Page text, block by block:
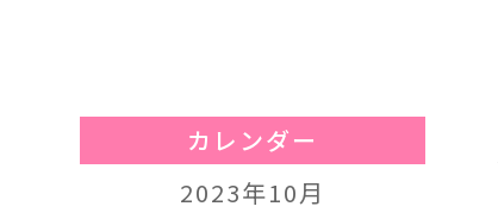
カレンダー
2023年10月